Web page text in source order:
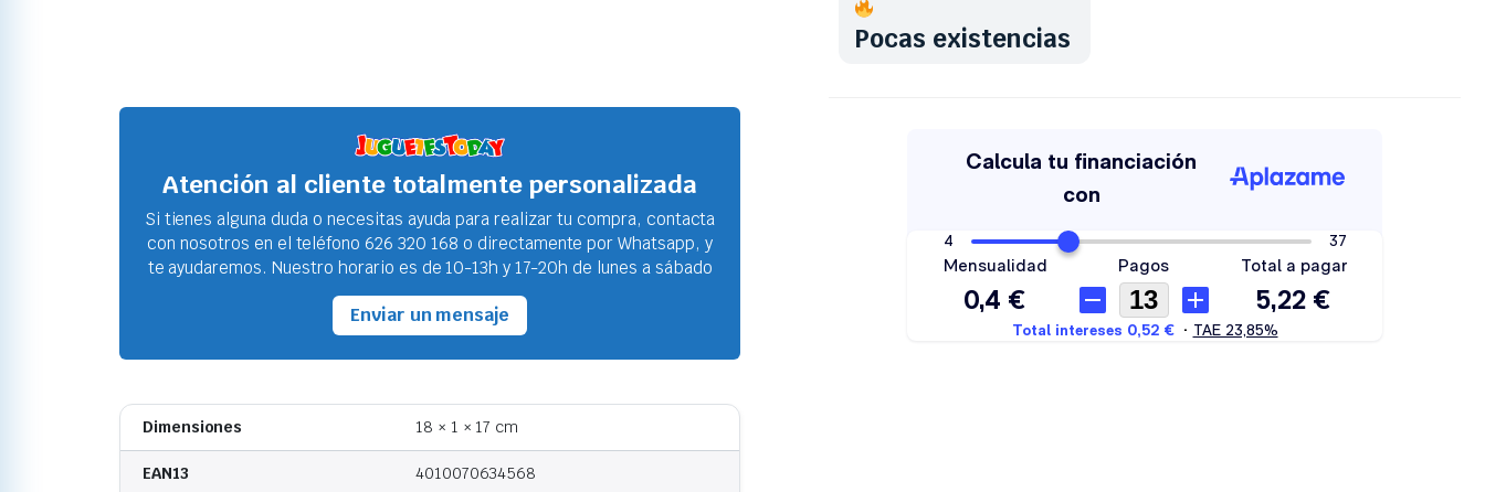
Atención al cliente totalmente personalizada
Si tienes alguna duda o necesitas ayuda para realizar tu compra, contacta
con nosotros en el teléfono 626 320 168 o directamente por Whatsapp, y
te ayudaremos. Nuestro horario es de 10-13h y 17-20h de lunes a sábado
Enviar un mensaje
Dimensiones 18 × 1 × 17 cm
EAN13 4010070634568
Pocas existencias